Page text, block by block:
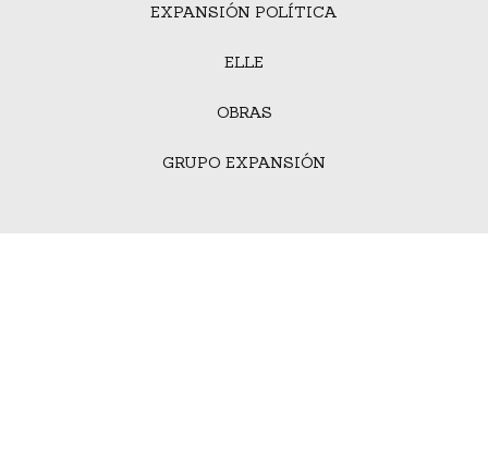
EXPANSIÓN POLÍTICA
ELLE
OBRAS
GRUPO EXPANSIÓN